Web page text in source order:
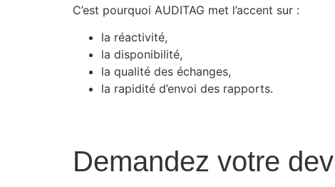
C’est pourquoi AUDITAG met l’accent sur :
la réactivité,
la disponibilité,
la qualité des échanges,
la rapidité d’envoi des rapports.
Demandez votre